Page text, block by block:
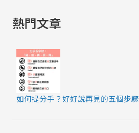
熱門文章
如何提分手？好好說再見的五個步驟